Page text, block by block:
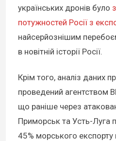
українських дронів було
потужностей Росії з
найсерйознішим
в новітній історії Росії.
Крім того, аналіз даних
проведений агентством
що раніше через
Приморськ та Усть-Луга
45% морського експорту